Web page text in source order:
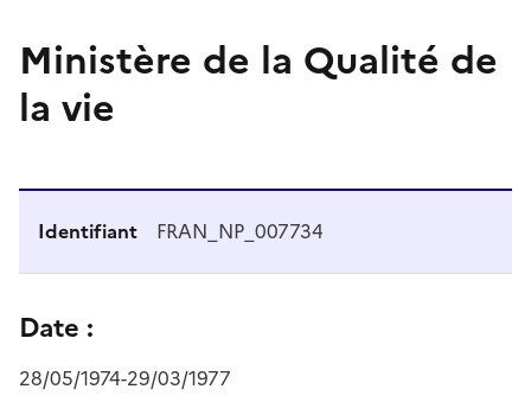
Ministère de la Qualité de
la vie
Identifiant FRAN_NP_007734
Date :
28/05/1974-29/03/1977